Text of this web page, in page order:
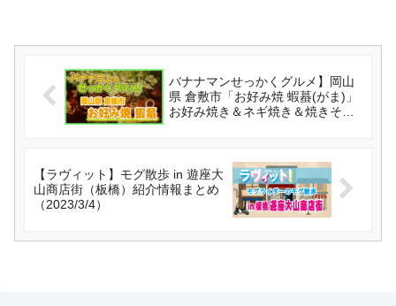
バナナマンせっかくグルメ】岡山
県 倉敷市「お好み焼 蝦蟇(がま)」
お好み焼き＆ネギ焼き＆焼きそば
【ラヴィット】モグ散歩 in 遊座大
山商店街（板橋）紹介情報まとめ
（2023/3/4）